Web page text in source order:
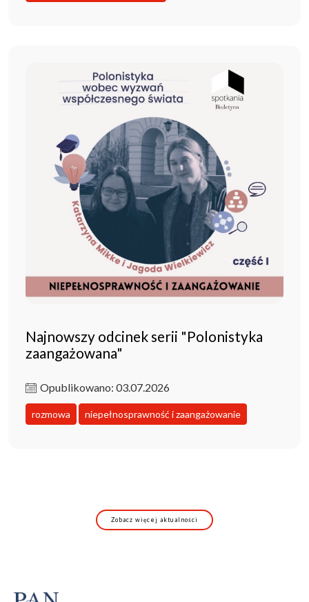
Najnowszy odcinek serii "Polonistyka
zaangażowana"
Opublikowano: 03.07.2026
rozmowa niepełnosprawność i zaangażowanie
Zobacz więcej aktualności